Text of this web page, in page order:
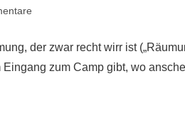
der zwar recht wirr ist
zum Camp gibt, wo